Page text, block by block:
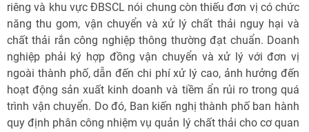
riêng và khu vực ĐBSCL nói chung còn thiếu đơn vị có chức
năng thu gom, vận chuyển và xử lý chất thải nguy hại và
chất thải rắn công nghiệp thông thường đạt chuẩn. Doanh
nghiệp phải ký hợp đồng vận chuyển và xử lý với đơn vị
ngoài thành phố, dẫn đến chi phí xử lý cao, ảnh hưởng đến
hoạt động sản xuất kinh doanh và tiềm ẩn rủi ro trong quá
trình vận chuyển. Do đó, Ban kiến nghị thành phố ban hành
quy định phân công nhiệm vụ quản lý chất thải cho cơ quan